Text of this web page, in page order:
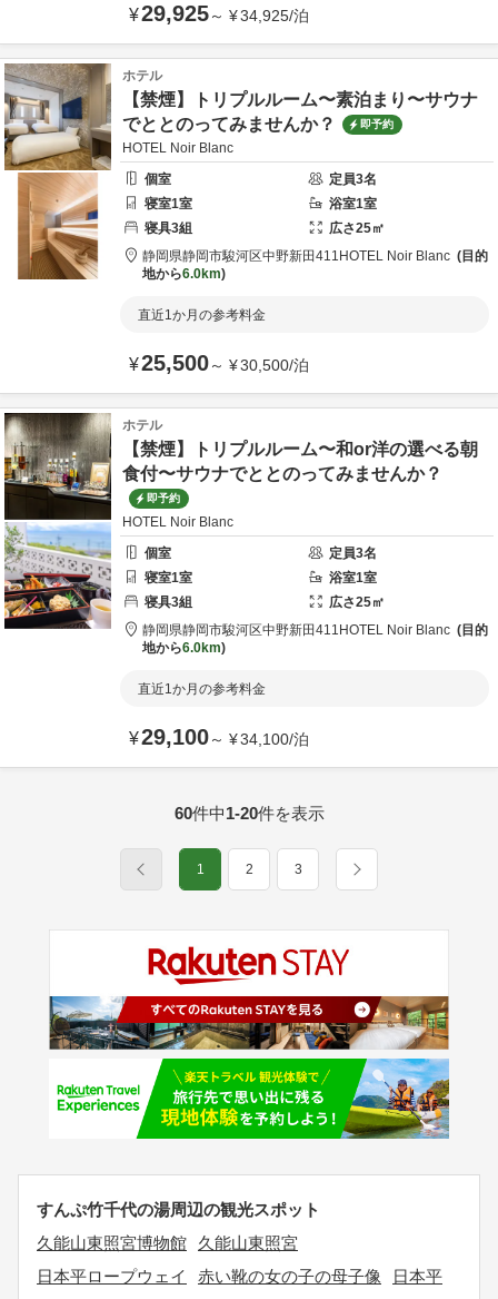
¥29,925～ ¥34,925/泊
ホテル
【禁煙】トリプルルーム〜素泊まり〜サウナ
でととのってみませんか？
即予約
HOTEL Noir Blanc
個室
定員3名
寝室1室 浴室1室
寝具3組 広さ25㎡
静岡県静岡市駿河区中野新田411 HOTEL Noir Blanc
目的
地から6.0km
直近1か月の参考料金
¥25,500～ ¥30,500/泊
ホテル
【禁煙】トリプルルーム〜和or洋の選べる朝
食付〜サウナでととのってみませんか？
即予約
HOTEL Noir Blanc
個室
定員3名
寝室1室 浴室1室
寝具3組 広さ25㎡
静岡県静岡市駿河区中野新田411 HOTEL Noir Blanc
目的
地から6.0km
直近1か月の参考料金
¥29,100～ ¥34,100/泊
60件中1-20件を表示
1 2 3
すんぷ竹千代の湯周辺の観光スポット
久能山東照宮博物館
久能山東照宮
日本平ロープウェイ
赤い靴の女の子の母子像
日本平